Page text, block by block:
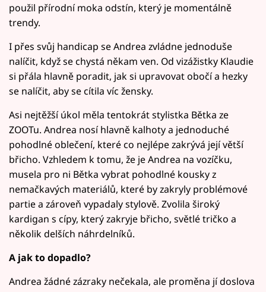
použil přírodní moka odstín, který je momentálně
trendy.
I přes svůj handicap se Andrea zvládne jednoduše
nalíčit, když se chystá někam ven. Od vizážistky Klaudie
si přála hlavně poradit, jak si upravovat obočí a hezky
se nalíčit, aby se cítila víc žensky.
Asi nejtěžší úkol měla tentokrát stylistka Bětka ze
ZOOTu. Andrea nosí hlavně kalhoty a jednoduché
pohodlné oblečení, které co nejlépe zakrývá její větší
břicho. Vzhledem k tomu, že je Andrea na vozíčku,
musela pro ni Bětka vybrat pohodlné kousky z
nemačkavých materiálů, které by zakryly problémové
partie a zároveň vypadaly stylově. Zvolila široký
kardigan s cípy, který zakryje břicho, světlé tričko a
několik delších náhrdelníků.
A jak to dopadlo?
Andrea žádné zázraky nečekala, ale proměna jí doslova